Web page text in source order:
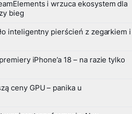
i wrzuca ekosystem dla
bieg
inteligentny pierścień z zegarkiem i
iPhone’a 18 – na razie tylko
ceny GPU – panika u